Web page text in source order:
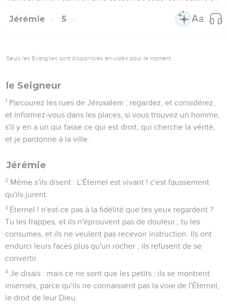
Jérémie 5
Seuls les Évangiles sont disponibles en vidéo pour le moment.
le Seigneur
1 Parcourez les rues de Jérusalem ; regardez, et considérez,
et informez-vous dans les places, si vous trouvez un homme,
s'il y en a un qui fasse ce qui est droit, qui cherche la vérité,
et je pardonne à la ville.
Jérémie
2 Même s'ils disent : L'Éternel est vivant ! c'est faussement
qu'ils jurent.
3 Éternel ! n'est-ce pas à la fidélité que tes yeux regardent ?
Tu les frappes, et ils n'éprouvent pas de douleur ; tu les
consumes, et ils ne veulent pas recevoir instruction. Ils ont
endurci leurs faces plus qu'un rocher ; ils refusent de se
convertir.
4 Je disais : mais ce ne sont que les petits ; ils se montrent
insensés, parce qu'ils ne connaissent pas la voie de l'Éternel,
le droit de leur Dieu.